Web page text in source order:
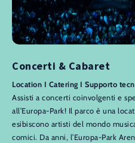
Concerti & Cabaret
Location I Catering I Supporto
Assisti a concerti coinvolgenti e
all’Europa-Park! Il parco è una
esibiscono artisti del mondo
comici. Da anni, l’Europa-Park